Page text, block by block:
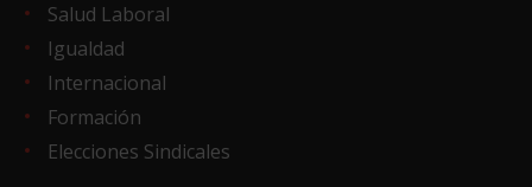
Salud Laboral
Igualdad
Internacional
Formación
Elecciones Sindicales